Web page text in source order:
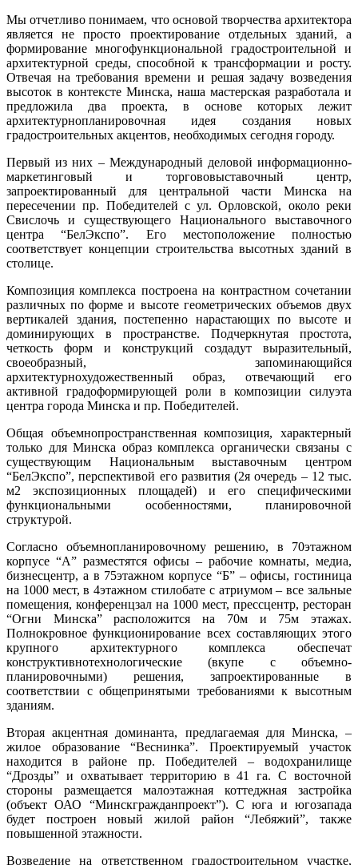
Мы отчетливо понимаем, что основой творчества архитектора
является не просто проектирование отдельных зданий, а
формирование многофункциональной градостроительной и
архитектурной среды, способной к трансформации и росту.
Отвечая на требования времени и решая задачу возведения
высоток в контексте Минска, наша мастерская разработала и
предложила два проекта, в основе которых лежит
архитектурнопланировочная идея создания новых
градостроительных акцентов, необходимых сегодня городу.
Первый из них – Международный деловой информационно­
маркетинговый и торгово­выставочный центр,
запроектированный для центральной части Минска на
пересечении пр. Победителей с ул. Орловской, около реки
Свислочь и существующего Национального выставочного
центра “БелЭкспо”. Его местоположение полностью
соответствует концепции строительства высотных зданий в
столице.
Композиция комплекса построена на контрастном сочетании
различных по форме и высоте геометрических объемов двух
вертикалей здания, постепенно нарастающих по высоте и
доминирующих в пространстве. Подчеркнутая простота,
четкость форм и конструкций создадут выразительный,
своеобразный, запоминающийся
архитектурнохудожественный образ, отвечающий его
активной градоформирующей роли в композиции силуэта
центра города Минска и пр. Победителей.
Общая объемно­пространственная композиция, характерный
только для Минска образ комплекса органически связаны с
существующим Национальным выставочным центром
“БелЭкспо”, перспективой его развития (2я очередь – 12 тыс.
м2 экспозиционных площадей) и его специфическими
функциональными особенностями, планировочной
структурой.
Согласно объемно­планировочному решению, в 70этажном
корпусе “А” разместятся офисы – рабочие комнаты, медиа­,
бизнесцентр, а в 75этажном корпусе “Б” – офисы, гостиница
на 1000 мест, в 4этажном стилобате с атриумом – все зальные
помещения, конференц­зал на 1000 мест, пресс­центр, ресторан
“Огни Минска” расположится на 70м и 75м этажах.
Полнокровное функционирование всех составляющих этого
крупного архитектурного комплекса обеспечат
конструктивно­технологические (вкупе с объемно­
планировочными) решения, запроектированные в
соответствии с общепринятыми требованиями к высотным
зданиям.
Вторая акцентная доминанта, предлагаемая для Минска, –
жилое образование “Веснинка”. Проектируемый участок
находится в районе пр. Победителей – водохранилище
“Дрозды” и охватывает территорию в 41 га. С восточной
стороны размещается малоэтажная коттеджная застройка
(объект ОАО “Минскгражданпроект”). С юга и югозапада
будет построен новый жилой район “Лебяжий”, также
повышенной этажности.
Возведение на ответственном градостроительном участке,